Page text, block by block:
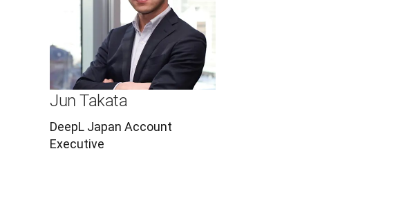
Jun Takata
DeepL Japan Account
Executive